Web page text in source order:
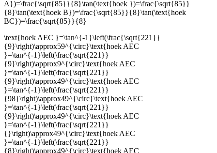
A})=\frac{\sqrt{85}}{8}\tan(\text{hoek })=\frac{\sqrt{85}}
{8}\tan(\text{hoek B})=\frac{\sqrt{85}}{8}\tan(\text{hoek
BC})=\frac{\sqrt{85}}{8}
\text{hoek AEC }=\tan^{-1}\left(\frac{\sqrt{221}}
{9}\right)\approx59^{\circ}\text{hoek AEC
}=\tan^{-1}\left(\frac{\sqrt{221}}
{9}\right)\approx9^{\circ}\text{hoek AEC
}=\tan^{-1}\left(\frac{\sqrt{221}}
{9}\right)\approx49^{\circ}\text{hoek AEC
}=\tan^{-1}\left(\frac{\sqrt{221}}
{98}\right)\approx49^{\circ}\text{hoek AEC
}=\tan^{-1}\left(\frac{\sqrt{221}}
{9}\right)\approx49^{\circ}\text{hoek AEC
}=\tan^{-1}\left(\frac{\sqrt{221}}
{}\right)\approx49^{\circ}\text{hoek AEC
}=\tan^{-1}\left(\frac{\sqrt{221}}
{8}\right)\approx49^{\circ}\text{hoek AEC